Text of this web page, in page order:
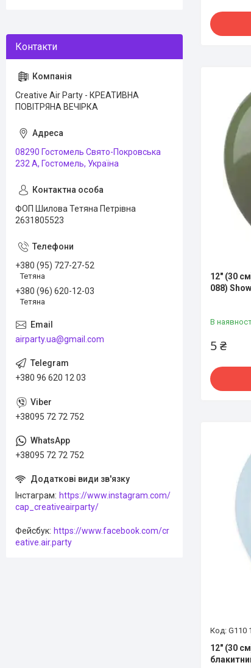
12" (30
088)
В
5 ₴
G110
12" (30
Creative Air Party - КРЕАТИВНА
ПОВІТРЯНА ВЕЧІРКА
08290 Гостомель Свято-Покровська
232 А, Гостомель, Україна
ФОП Шилова Тетяна Петрівна
2631805523
+380 (95) 727-27-52
Тетяна
+380 (96) 620-12-03
Тетяна
airparty.ua@gmail.com
+380 96 620 12 03
+38095 72 72 752
+38095 72 72 752
Інстаграм https://www.instagram.com/
cap_creativeairparty/
Фейсбук https://www.facebook.com/cr
eative.air.party